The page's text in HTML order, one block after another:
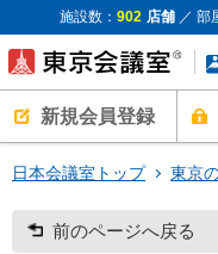
施設数： 902 店舗／ 部
新規会員登録
日本会議室トップ 東京
前のページへ戻る